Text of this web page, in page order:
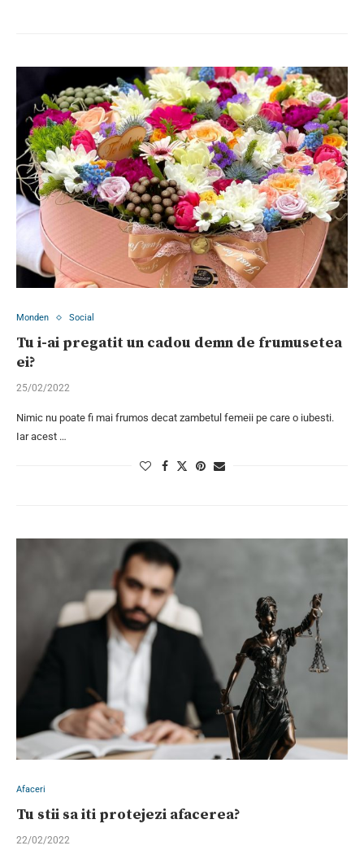
Monden Social
Tu i-ai pregatit un cadou demn de frumusetea
ei?
25/02/2022
Nimic nu poate fi mai frumos decat zambetul femeii pe care o iubesti.
Iar acest …
Afaceri
Tu stii sa iti protejezi afacerea?
22/02/2022